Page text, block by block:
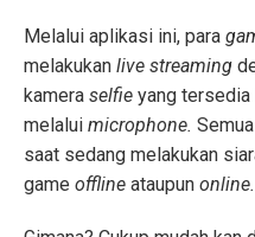
Melalui aplikasi ini, para
melakukan live streaming
kamera selfie yang
melalui microphone.
saat sedang melakukan
game offline ataupun online.